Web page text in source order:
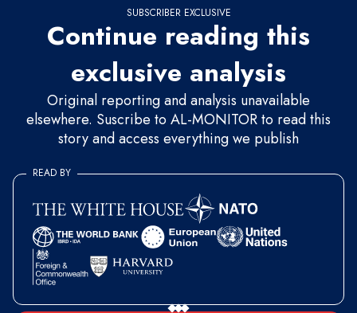
SUBSCRIBER EXCLUSIVE
Continue reading this
exclusive analysis
Original reporting and analysis unavailable
elsewhere. Suscribe to AL-MONITOR to read this
story and access everything we publish
READ BY